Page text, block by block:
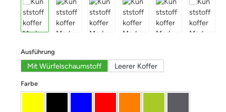
Ausführung
Mit Würfelschaumstoff Leerer Koffer
Farbeauswählen